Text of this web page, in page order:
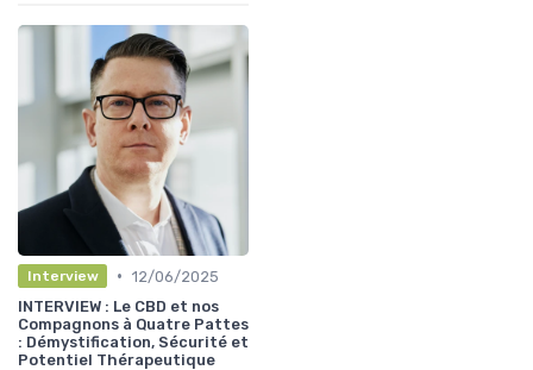
Interview • 12/06/2025
INTERVIEW : Le CBD et nos
Compagnons à Quatre Pattes
: Démystification, Sécurité et
Potentiel Thérapeutique